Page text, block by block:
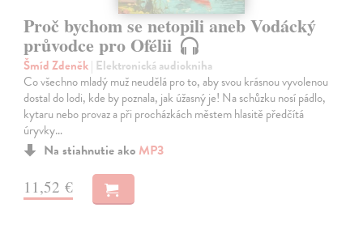
Proč bychom se netopili aneb Vodácký
průvodce pro Ofélii
Šmíd Zdeněk| Elektronická audiokniha
Co všechno mladý muž neudělá pro to, aby svou krásnou vyvolenou
dostal do lodi, kde by poznala, jak úžasný je! Na schůzku nosí pádlo,
kytaru nebo provaz a při procházkách městem hlasitě předčítá
úryvky…
Na stiahnutie ako MP3
11,52 €